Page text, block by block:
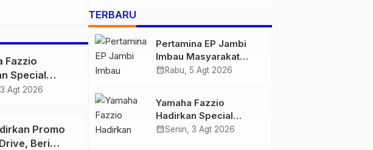
Fazzio
Special
Blue,
Skena
Agt 2026
Promo
Beri
TERBARU
Pertamina EP Jambi
Imbau Masyarakat
Tidak Beraktivitas di
Bersama
calendar_month Rabu, 5 Agt 2026
Yamaha Fazzio
Hadirkan Special
Edition Sunset Blue,
calendar_monthSenin, 3 Agt 2026